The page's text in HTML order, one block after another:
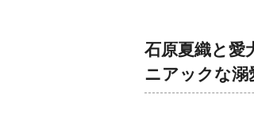
石原夏織と愛
ニアックな溺